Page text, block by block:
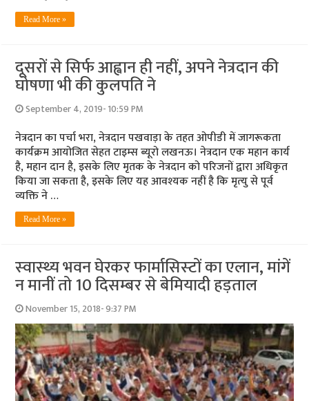
Read More »
दूसरों से सिर्फ आह्वान ही नहीं, अपने नेत्रदान की
घोषणा भी की कुलपति ने
September 4, 2019- 10:59 PM
नेत्रदान का पर्चा भरा, नेत्रदान पखवाड़ा के तहत ओपीडी में जागरूकता
कार्यक्रम आयोजित सेहत टाइम्‍स ब्‍यूरो लखनऊ। नेत्रदान एक महान कार्य
है, महान दान है, इसके लिए मृतक के नेत्रदान को परिजनों द्वारा अधिकृत
किया जा सकता है, इसके लिए यह आवश्‍यक नहीं है कि मृत्‍यु से पूर्व
व्‍यक्ति ने …
Read More »
स्‍वास्‍थ्‍य भवन घेरकर फार्मासिस्‍टों का एलान, मांगें
न मानीं तो 10 दिसम्‍बर से बेमियादी हड़ताल
November 15, 2018- 9:37 PM